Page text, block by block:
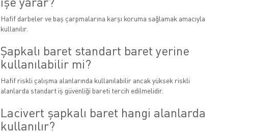
Hafif darbeler ve baş çarpmalarına karşı koruma sağlamak amacıyla
kullanılır.
Şapkalı baret standart baret yerine
kullanılabilir mi?
Hafif riskli çalışma alanlarında kullanılabilir ancak yüksek riskli
alanlarda standart iş güvenliği bareti tercih edilmelidir.
Lacivert şapkalı baret hangi alanlarda
kullanılır?